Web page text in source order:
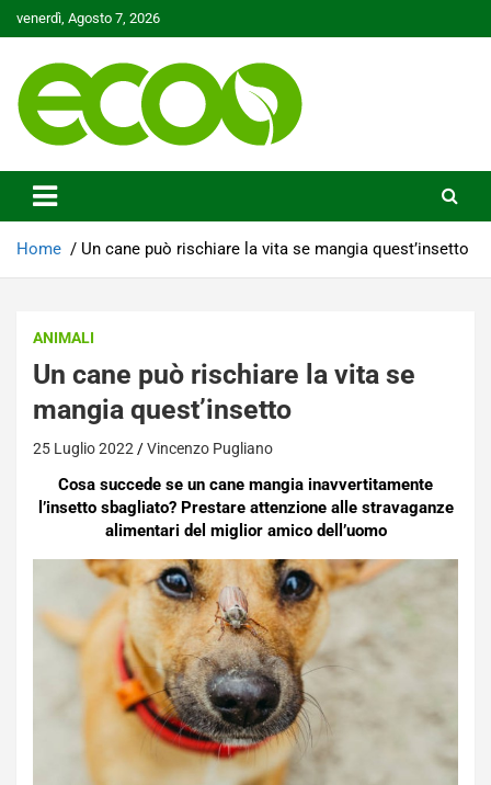
to
venerdì, Agosto 7, 2026
Ecoo.it
Home Un cane può rischiare la vita se mangia quest’insetto
ANIMALI
Un cane può rischiare la vita se
mangia quest’insetto
25 Luglio 2022 Vincenzo Pugliano
Cosa succede se un cane mangia inavvertitamente
l’insetto sbagliato? Prestare attenzione alle stravaganze
alimentari del miglior amico dell’uomo